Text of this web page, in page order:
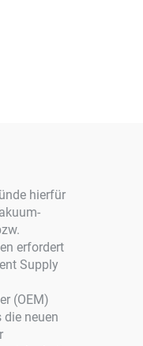
hierfür
erfordert
Supply
(OEM)
neuen